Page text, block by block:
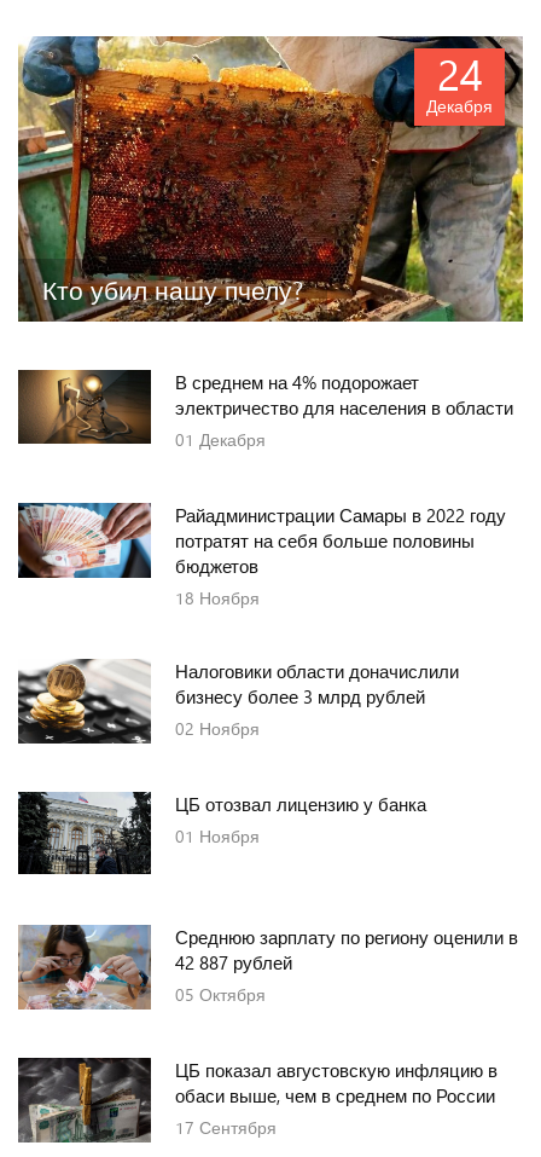
Кто убил нашу пчелу?
24
Декабря
В среднем на 4% подорожает
электричество для населения в области
01 Декабря
Райадминистрации Самары в 2022 году
потратят на себя больше половины
бюджетов
18 Ноября
Налоговики области доначислили
бизнесу более 3 млрд рублей
02 Ноября
ЦБ отозвал лицензию у банка
01 Ноября
Среднюю зарплату по региону оценили в
42 887 рублей
05 Октября
ЦБ показал августовскую инфляцию в
обаси выше, чем в среднем по России
17 Сентября